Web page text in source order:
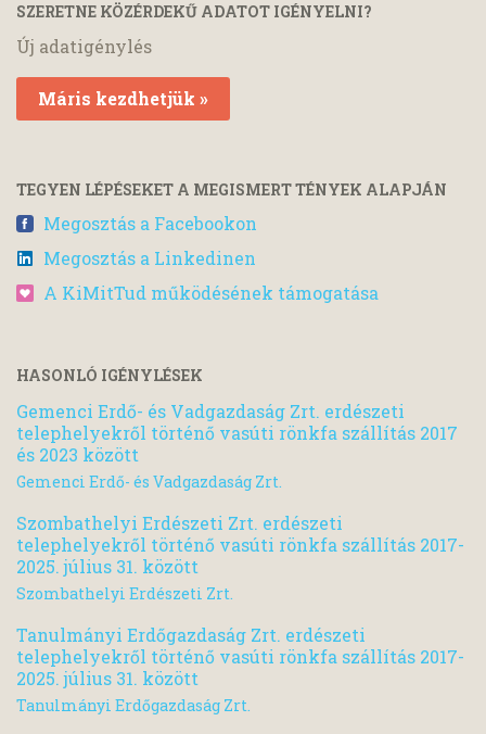
SZERETNE KÖZÉRDEKŰ ADATOT IGÉNYELNI?
Új adatigénylés
Máris kezdhetjük »
TEGYEN LÉPÉSEKET A MEGISMERT TÉNYEK ALAPJÁN
Megosztás a Facebookon
Megosztás a Linkedinen
A KiMitTud működésének támogatása
HASONLÓ IGÉNYLÉSEK
Gemenci Erdő- és Vadgazdaság Zrt. erdészeti
telephelyekről történő vasúti rönkfa szállítás 2017
és 2023 között
Gemenci Erdő- és Vadgazdaság Zrt.
Szombathelyi Erdészeti Zrt. erdészeti
telephelyekről történő vasúti rönkfa szállítás 2017-
2025. július 31. között
Szombathelyi Erdészeti Zrt.
Tanulmányi Erdőgazdaság Zrt. erdészeti
telephelyekről történő vasúti rönkfa szállítás 2017-
2025. július 31. között
Tanulmányi Erdőgazdaság Zrt.